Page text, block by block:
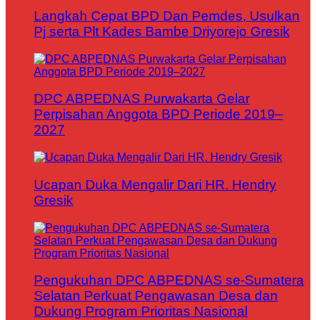
Langkah Cepat BPD Dan Pemdes, Usulkan
Pj serta Plt Kades Bambe Driyorejo Gresik
DPC ABPEDNAS Purwakarta Gelar
Perpisahan Anggota BPD Periode 2019–
2027
Ucapan Duka Mengalir Dari HR. Hendry
Gresik
Pengukuhan DPC ABPEDNAS se-Sumatera
Selatan Perkuat Pengawasan Desa dan
Dukung Program Prioritas Nasional